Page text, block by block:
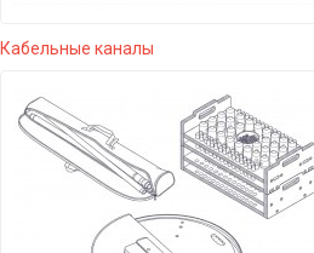
Кабельные каналы